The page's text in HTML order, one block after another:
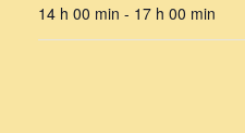
14 h 00 min - 17 h 00 min